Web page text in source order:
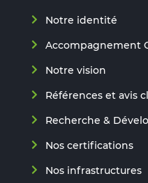
Notre identité
Accompagnement
Notre vision
Références et avis
Recherche &
Nos certifications
Nos infrastructures